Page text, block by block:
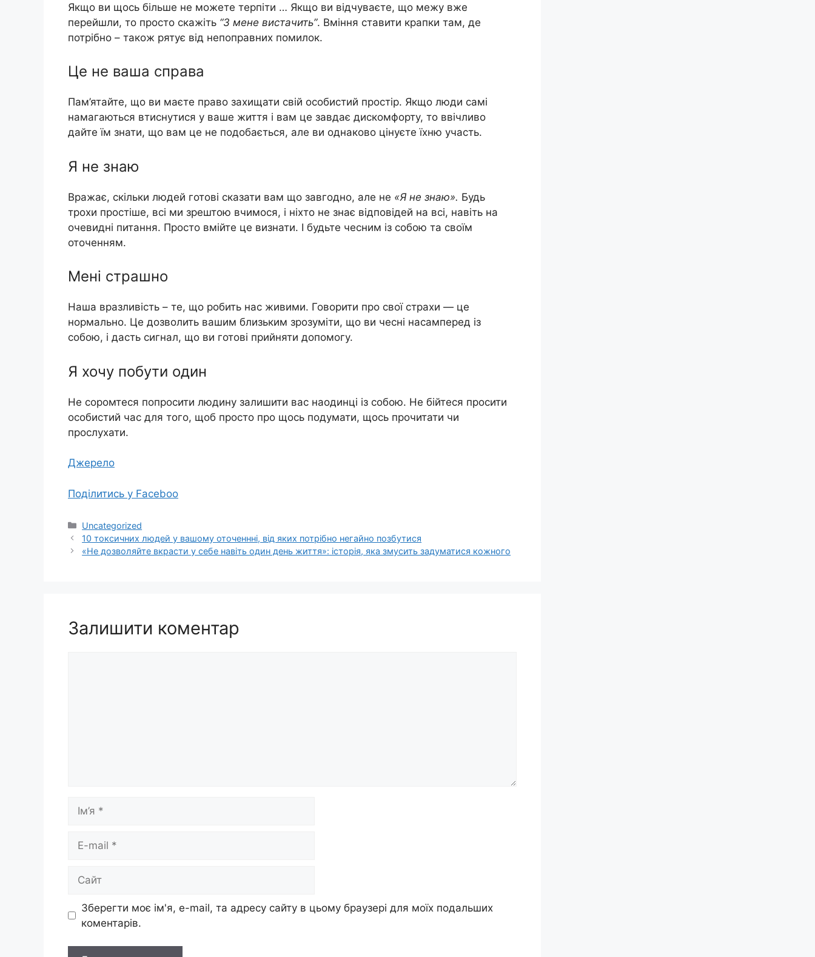
Якщо ви щось більше не можете терпіти … Якщо ви відчуваєте, що межу вже
перейшли, то просто скажіть “З мене вистачить”. Вміння ставити крапки там, де
потрібно – також рятує від непоправних помилок.
Це не ваша справа
Пам’ятайте, що ви маєте право захищати свій особистий простір. Якщо люди самі
намагаються втиснутися у ваше життя і вам це завдає дискомфорту, то ввічливо
дайте їм знати, що вам це не подобається, але ви однаково цінуєте їхню участь.
Я не знаю
Вражає, скільки людей готові сказати вам що завгодно, але не «Я не знаю». Будь
трохи простіше, всі ми зрештою вчимося, і ніхто не знає відповідей на всі, навіть на
очевидні питання. Просто вмійте це визнати. І будьте чесним із собою та своїм
оточенням.
Мені страшно
Наша вразливість – те, що робить нас живими. Говорити про свої страхи — це
нормально. Це дозволить вашим близьким зрозуміти, що ви чесні насамперед із
собою, і дасть сигнал, що ви готові прийняти допомогу.
Я хочу побути один
Не соромтеся попросити людину залишити вас наодинці із собою. Не бійтеся просити
особистий час для того, щоб просто про щось подумати, щось прочитати чи
прослухати.
Джерело
Поділитись у Faceboo
Категорії
Uncategorized
10 токсичних людей у вашому оточеннні, від яких потрібно негайно позбутися
«Не дозволяйте вкрасти у себе навіть один день життя»: історія, яка змусить задуматися кожного
Залишити коментар
mail
Зберегти моє ім'я, e-mail, та адресу сайту в цьому браузері для моїх подальших
коментарів.